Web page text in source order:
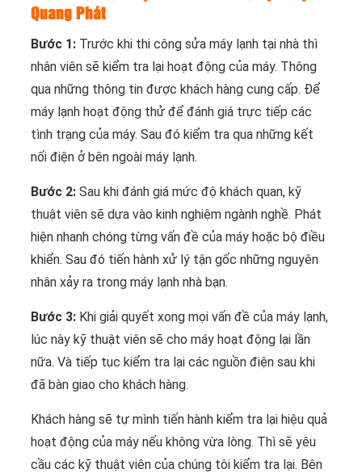
Quang Phát
Bước 1: Trước khi thi công sửa máy lạnh tại nhà thì
nhân viên sẽ kiểm tra lại hoạt động của máy. Thông
qua những thông tin được khách hàng cung cấp. Để
máy lạnh hoạt động thử để đánh giá trực tiếp các
tình trạng của máy. Sau đó kiểm tra qua những kết
nối điện ở bên ngoài máy lạnh.
Bước 2: Sau khi đánh giá mức độ khách quan, kỹ
thuật viên sẽ dựa vào kinh nghiệm ngành nghề. Phát
hiện nhanh chóng từng vấn đề của máy hoặc bộ điều
khiển. Sau đó tiến hành xử lý tận gốc những nguyên
nhân xảy ra trong máy lạnh nhà bạn.
Bước 3: Khi giải quyết xong mọi vấn đề của máy lạnh,
lúc này kỹ thuật viên sẽ cho máy hoạt động lại lần
nữa. Và tiếp tục kiểm tra lại các nguồn điện sau khi
đã bàn giao cho khách hàng.
Khách hàng sẽ tự mình tiến hành kiểm tra lại hiệu quả
hoạt động của máy nếu không vừa lòng. Thì sẽ yêu
cầu các kỹ thuật viên của chúng tôi kiểm tra lại. Bên